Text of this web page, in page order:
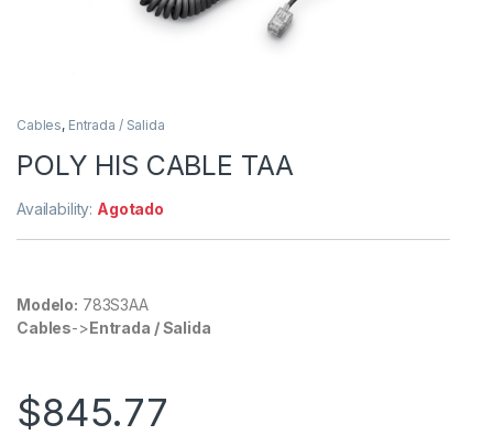
Cables, Entrada / Salida
POLY HIS CABLE TAA
Availability: Agotado
Modelo: 783S3AA
Cables->Entrada / Salida
$845.77